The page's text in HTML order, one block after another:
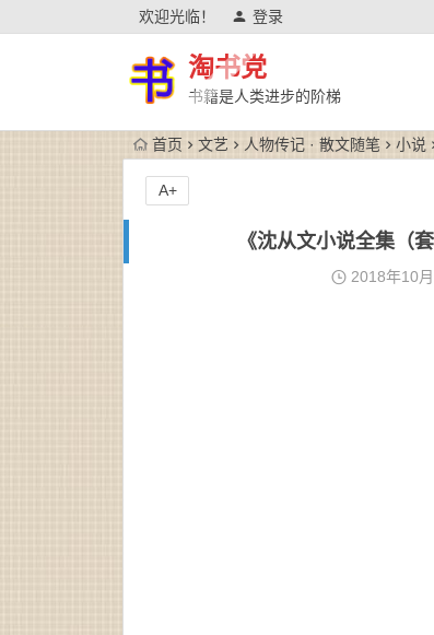
欢迎光临！ 登录
淘书党
书籍是人类进步的阶梯
首页 文艺 人物传记 · 散文随笔 小说
《沈从文小说全集（
2018年10
A+